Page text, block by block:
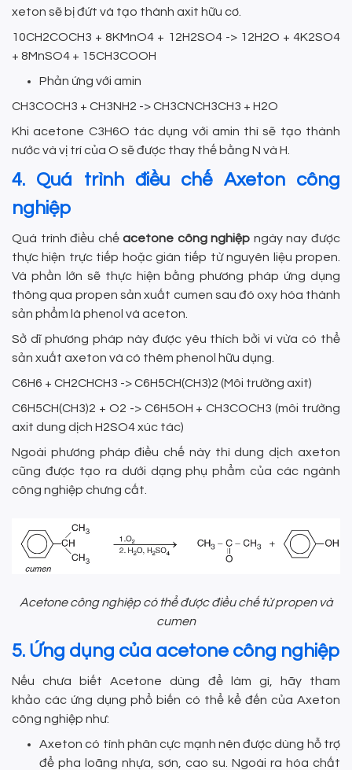
xeton sẽ bị đứt và tạo thành axit hữu cơ.
10CH2COCH3 + 8KMnO4 + 12H2SO4 -> 12H2O + 4K2SO4
+ 8MnSO4 + 15CH3COOH
Phản ứng với amin
CH3COCH3 + CH3NH2 -> CH3CNCH3CH3 + H2O
Khi acetone C3H6O tác dụng với amin thì sẽ tạo thành
nước và vị trí của O sẽ được thay thế bằng N và H.
4. Quá trình điều chế Axeton công
nghiệp
Quá trình điều chếacetone công nghiệp ngày nay được
thực hiện trực tiếp hoặc gián tiếp từ nguyên liệu propen.
Và phần lớn sẽ thực hiện bằng phương pháp ứng dụng
thông qua propen sản xuất cumen sau đó oxy hóa thành
sản phẩm là phenol và aceton.
Sở dĩ phương pháp này được yêu thích bởi vì vừa có thể
sản xuất axeton và có thêm phenol hữu dụng.
C6H6 + CH2CHCH3 -> C6H5CH(CH3)2 (Môi trường axit)
C6H5CH(CH3)2 + O2 -> C6H5OH + CH3COCH3 (môi trường
axit dung dịch H2SO4 xúc tác)
Ngoài phương pháp điều chế này thì dung dịch axeton
cũng được tạo ra dưới dạng phụ phẩm của các ngành
công nghiệp chưng cất.
Acetone công nghiệp có thể được điều chế từ propen và
cumen
5. Ứng dụng của acetone công nghiệp
Nếu chưa biết Acetone dùng để làm gì, hãy tham
khảo các ứng dụng phổ biến có thể kể đến của Axeton
công nghiệp như:
Axeton có tính phân cực mạnh nên được dùng hỗ trợ
để pha loãng nhựa, sơn, cao su. Ngoài ra hóa chất